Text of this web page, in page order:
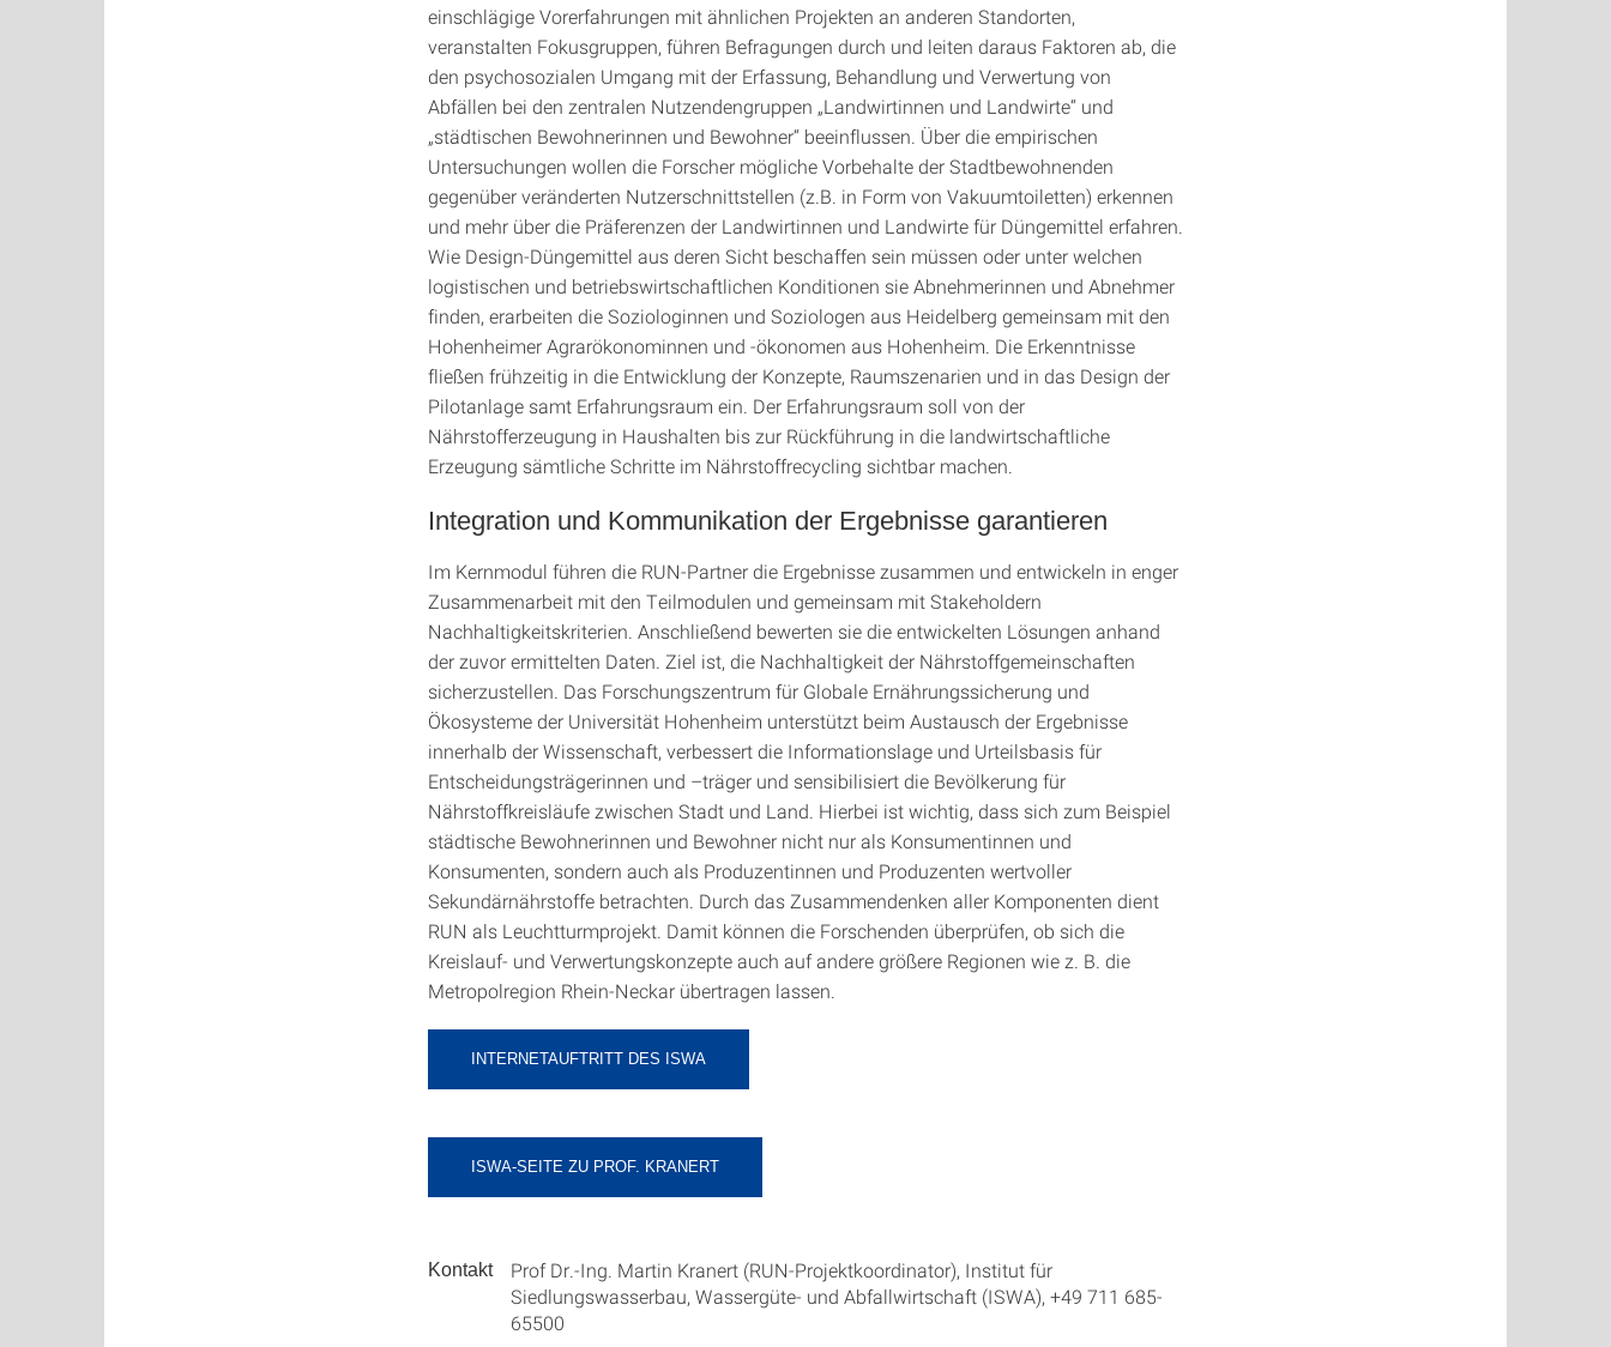
einschlägige Vorerfahrungen mit ähnlichen Projekten an anderen Standorten,
veranstalten Fokusgruppen, führen Befragungen durch und leiten daraus Faktoren ab, die
den psychosozialen Umgang mit der Erfassung, Behandlung und Verwertung von
Abfällen bei den zentralen Nutzendengruppen „Landwirtinnen und Landwirte“ und
„städtischen Bewohnerinnen und Bewohner“ beeinflussen. Über die empirischen
Untersuchungen wollen die Forscher mögliche Vorbehalte der Stadtbewohnenden
gegenüber veränderten Nutzerschnittstellen (z.B. in Form von Vakuumtoiletten) erkennen
und mehr über die Präferenzen der Landwirtinnen und Landwirte für Düngemittel erfahren.
Wie Design-Düngemittel aus deren Sicht beschaffen sein müssen oder unter welchen
logistischen und betriebswirtschaftlichen Konditionen sie Abnehmerinnen und Abnehmer
finden, erarbeiten die Soziologinnen und Soziologen aus Heidelberg gemeinsam mit den
Hohenheimer Agrarökonominnen und -ökonomen aus Hohenheim. Die Erkenntnisse
fließen frühzeitig in die Entwicklung der Konzepte, Raumszenarien und in das Design der
Pilotanlage samt Erfahrungsraum ein. Der Erfahrungsraum soll von der
Nährstofferzeugung in Haushalten bis zur Rückführung in die landwirtschaftliche
Erzeugung sämtliche Schritte im Nährstoffrecycling sichtbar machen.
Integration und Kommunikation der Ergebnisse garantieren
Im Kernmodul führen die RUN-Partner die Ergebnisse zusammen und entwickeln in enger
Zusammenarbeit mit den Teilmodulen und gemeinsam mit Stakeholdern
Nachhaltigkeitskriterien. Anschließend bewerten sie die entwickelten Lösungen anhand
der zuvor ermittelten Daten. Ziel ist, die Nachhaltigkeit der Nährstoffgemeinschaften
sicherzustellen. Das Forschungszentrum für Globale Ernährungssicherung und
Ökosysteme der Universität Hohenheim unterstützt beim Austausch der Ergebnisse
innerhalb der Wissenschaft, verbessert die Informationslage und Urteilsbasis für
Entscheidungsträgerinnen und –träger und sensibilisiert die Bevölkerung für
Nährstoffkreisläufe zwischen Stadt und Land. Hierbei ist wichtig, dass sich zum Beispiel
städtische Bewohnerinnen und Bewohner nicht nur als Konsumentinnen und
Konsumenten, sondern auch als Produzentinnen und Produzenten wertvoller
Sekundärnährstoffe betrachten. Durch das Zusammendenken aller Komponenten dient
RUN als Leuchtturmprojekt. Damit können die Forschenden überprüfen, ob sich die
Kreislauf- und Verwertungskonzepte auch auf andere größere Regionen wie z. B. die
Metropolregion Rhein-Neckar übertragen lassen.
INTERNETAUFTRITT DES ISWA
ISWA-SEITE ZU PROF. KRANERT
Kontakt
Prof Dr.-Ing. Martin Kranert (RUN-Projektkoordinator), Institut für
Siedlungswasserbau, Wassergüte- und Abfallwirtschaft (ISWA), +49 711 685-
65500